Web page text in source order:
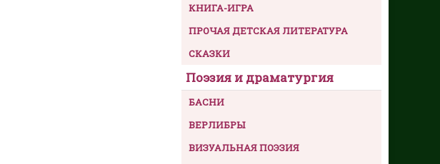
КНИГА-ИГРА
ПРОЧАЯ ДЕТСКАЯ ЛИТЕРАТУРА
СКАЗКИ
Поэзия и драматургия
БАСНИ
ВЕРЛИБРЫ
ВИЗУАЛЬНАЯ ПОЭЗИЯ